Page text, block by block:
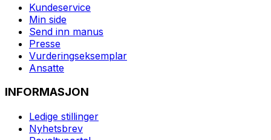
Kundeservice
Min side
Send inn manus
Presse
Vurderingseksemplar
Ansatte
INFORMASJON
Ledige stillinger
Nyhetsbrev